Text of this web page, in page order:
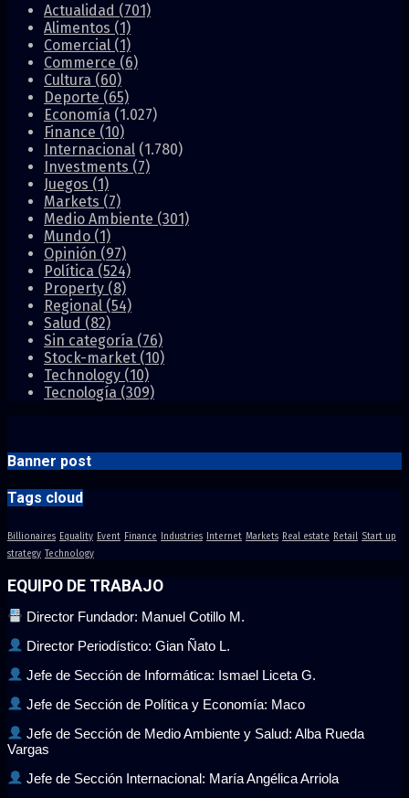
Actualidad (701)
Alimentos (1)
Comercial (1)
Commerce (6)
Cultura (60)
Deporte (65)
Economía (1.027)
Finance (10)
Internacional (1.780)
Investments (7)
Juegos (1)
Markets (7)
Medio Ambiente (301)
Mundo (1)
Opinión (97)
Política (524)
Property (8)
Regional (54)
Salud (82)
Sin categoría (76)
Stock-market (10)
Technology (10)
Tecnología (309)
Banner post
Tags cloud
Billionaires Equality Event Finance Industries Internet Markets Real estate Retail Start up
strategy
Technology
EQUIPO DE TRABAJO
Director Fundador: Manuel Cotillo M.
Director Periodístico: Gian Ñato L.
Jefe de Sección de Informática: Ismael Liceta G.
Jefe de Sección de Política y Economía: Maco
Jefe de Sección de Medio Ambiente y Salud: Alba Rueda
Vargas
Jefe de Sección Internacional: María Angélica Arriola